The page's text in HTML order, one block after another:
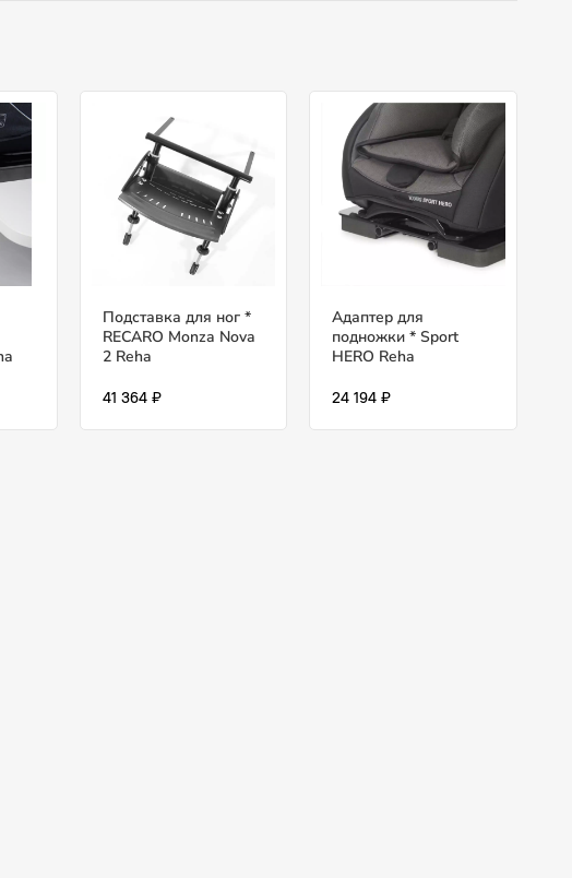
Подставка для ног *
RECARO Monza Nova
2 Reha
41 364 ₽
Адаптер для
подножки * Sport
HERO Reha
24 194 ₽